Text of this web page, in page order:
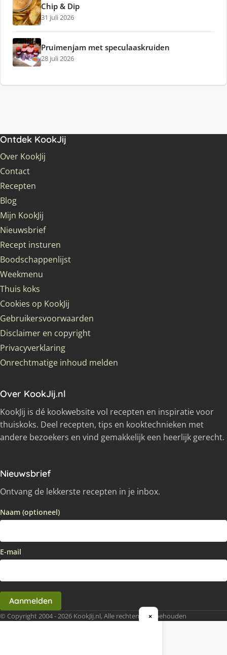
Chip & Dip
31 juli 2026
Pruimenjam met speculaaskruiden
28 juli 2026
Ontdek KookJij
Over KookJij
Contact
Recepten
Blog
Mijn KookJij
Nieuwsbrief
Recept insturen
Boodschappenlijst
Weekmenu
Thuis koks
Cookies op KookJij
Gebruikersvoorwaarden
Disclaimer en copyright
Privacyverklaring
Onrechtmatige inhoud melden
Over KookJij.nl
KookJij is dé kookwebsite vol recepten en inspiratie voor
thuiskoks. Deel recepten, tips en kooktechnieken met
andere bezoekers en vind gemakkelijk een heerlijk gerecht.
Nieuwsbrief
Ontvang de lekkerste recepten in je inbox.
Naam (optioneel)
E-mail
Aanmelden
© Copyright 2004 - 2026 KookJij.nl, Alle rechten voorbehouden
×